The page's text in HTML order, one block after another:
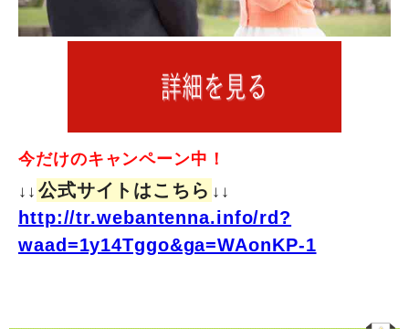
今だけのキャンペーン中！
↓↓ 公式サイトはこちら ↓↓
http://tr.webantenna.info/rd?
waad=1y14Tggo&ga=WAonKP-1